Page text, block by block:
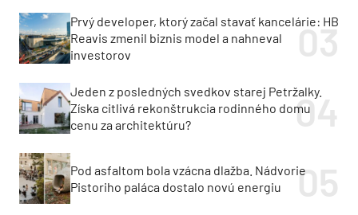
Prvý developer, ktorý začal stavať kancelárie: HB
Reavis zmenil biznis model a nahneval
investorov
Jeden z posledných svedkov starej Petržalky.
Získa citlivá rekonštrukcia rodinného domu
cenu za architektúru?
Pod asfaltom bola vzácna dlažba. Nádvorie
Pistoriho paláca dostalo novú energiu